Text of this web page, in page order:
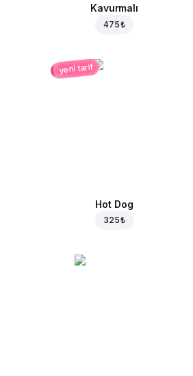
Kavurmalı
475 ₺
yeni tarif
Hot Dog
325 ₺